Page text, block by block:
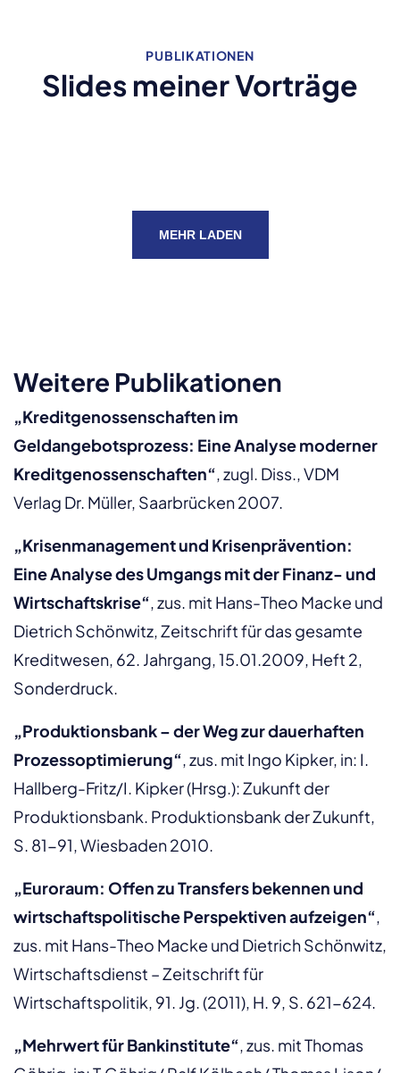
PUBLIKATIONEN
Slides meiner Vorträge
MEHR LADEN
Weitere Publikationen
„Kreditgenossenschaften im
Geldangebotsprozess: Eine Analyse moderner
Kreditgenossenschaften“ , zugl. Diss., VDM
Verlag Dr. Müller, Saarbrücken 2007.
„Krisenmanagement und Krisenprävention:
Eine Analyse des Umgangs mit der Finanz- und
Wirtschaftskrise“ , zus. mit Hans-Theo Macke und
Dietrich Schönwitz, Zeitschrift für das gesamte
Kreditwesen, 62. Jahrgang, 15.01.2009, Heft 2,
Sonderdruck.
„Produktionsbank – der Weg zur dauerhaften
Prozessoptimierung“ , zus. mit Ingo Kipker, in: I.
Hallberg-Fritz/I. Kipker (Hrsg.): Zukunft der
Produktionsbank. Produktionsbank der Zukunft,
S. 81-91, Wiesbaden 2010.
„Euroraum: Offen zu Transfers bekennen und
wirtschaftspolitische Perspektiven aufzeigen“
zus. mit Hans-Theo Macke und Dietrich Schönwitz,
Wirtschaftsdienst – Zeitschrift für
Wirtschaftspolitik, 91. Jg. (2011), H. 9, S. 621-624.
„Mehrwert für Bankinstitute“ , zus. mit Thomas